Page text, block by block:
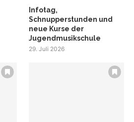
Infotag,
Schnupperstunden und
neue Kurse der
Jugendmusikschule
29. Juli 2026